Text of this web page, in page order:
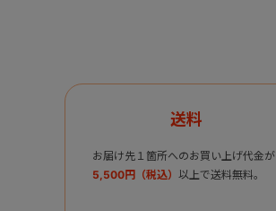
送料
お届け先１箇所へのお買い上げ代金が
5,500円（税込） 以上で送料無料。